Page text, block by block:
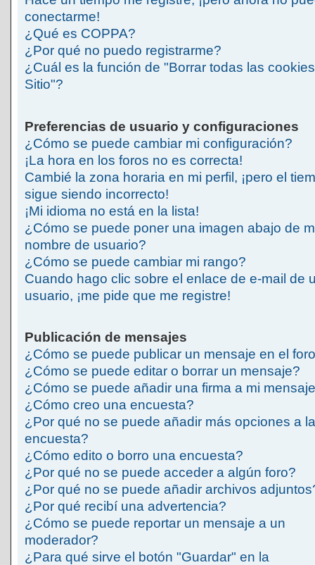
conectarme!
¿Qué es COPPA?
¿Por qué no puedo registrarme?
¿Cuál es la función de "Borrar todas las
Sitio"?
Preferencias de usuario y configuraciones
¿Cómo se puede cambiar mi configuración?
¡La hora en los foros no es correcta!
Cambié la zona horaria en mi perfil, ¡pero el
sigue siendo incorrecto!
¡Mi idioma no está en la lista!
¿Cómo se puede poner una imagen abajo de
nombre de usuario?
¿Cómo se puede cambiar mi rango?
Cuando hago clic sobre el enlace de e-mail de
usuario, ¡me pide que me registre!
Publicación de mensajes
¿Cómo se puede publicar un mensaje en el
¿Cómo se puede editar o borrar un mensaje?
¿Cómo se puede añadir una firma a mi
¿Cómo creo una encuesta?
¿Por qué no se puede añadir más opciones a la
encuesta?
¿Cómo edito o borro una encuesta?
¿Por qué no se puede acceder a algún foro?
¿Por qué no se puede añadir archivos
¿Por qué recibí una advertencia?
¿Cómo se puede reportar un mensaje a un
moderador?
¿Para qué sirve el botón "Guardar" en la